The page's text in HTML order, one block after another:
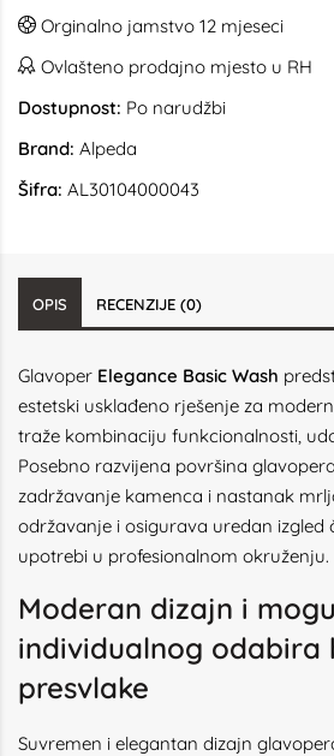
Orginalno jamstvo 12 mjeseci
Ovlašteno prodajno mjesto u RH
Dostupnost: Po narudžbi
Brand: Alpeda
Šifra: AL30104000043
OPIS RECENZIJE (0)
Glavoper Elegance Basic Wash
estetski usklađeno rješenje za
traže kombinaciju funkcionalnosti,
Posebno razvijena površina
zadržavanje kamenca i nastanak
održavanje i osigurava uredan izgled
upotrebi u profesionalnom okruženju.
Moderan dizajn i
individualnog odabira
presvlake
Suvremen i elegantan dizajn